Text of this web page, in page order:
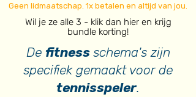
Geen lidmaatschap. 1x betalen en altijd van jou.
Wil je ze alle 3 - klik dan hier en krijg
bundle korting!
De fitness schema's zijn
specifiek gemaakt voor de
tennisspeler.